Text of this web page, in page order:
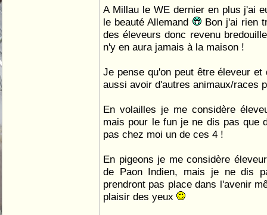
A Millau le WE dernier en plus j'ai
le beauté Allemand
Bon j'ai rien
des éleveurs donc revenu
n'y en aura jamais à la maison !
Je pense qu'on peut être éleveur
aussi avoir d'autres animaux/races
En volailles je me considère
mais pour le fun je ne dis pas que
pas chez moi un de ces 4 !
En pigeons je me considère
de Paon Indien, mais je ne dis
prendront pas place dans l'avenir
plaisir des yeux